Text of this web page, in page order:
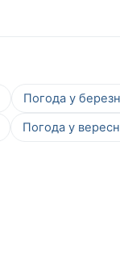
Погода у
Погода у